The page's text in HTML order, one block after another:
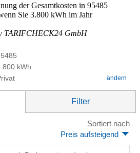
der Gesamtkosten in 95485
Sie 3.800 kWh im Jahr
TARIFCHECK24 GmbH